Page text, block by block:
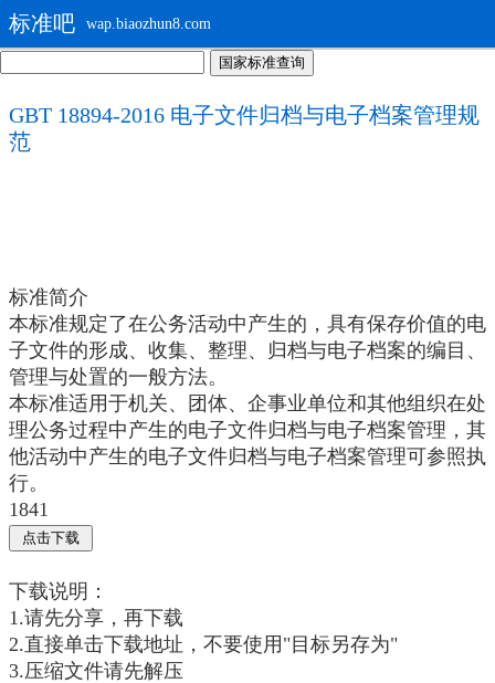
标准吧 wap.biaozhun8.com
GBT 18894-2016 电子文件归档与电子档案管理规
范
标准简介
本标准规定了在公务活动中产生的，具有保存价值的电
子文件的形成、收集、整理、归档与电子档案的编目、
管理与处置的一般方法。
本标准适用于机关、团体、企事业单位和其他组织在处
理公务过程中产生的电子文件归档与电子档案管理，其
他活动中产生的电子文件归档与电子档案管理可参照执
行。
1841
下载说明：
1.请先分享，再下载
2.直接单击下载地址，不要使用"目标另存为"
3.压缩文件请先解压